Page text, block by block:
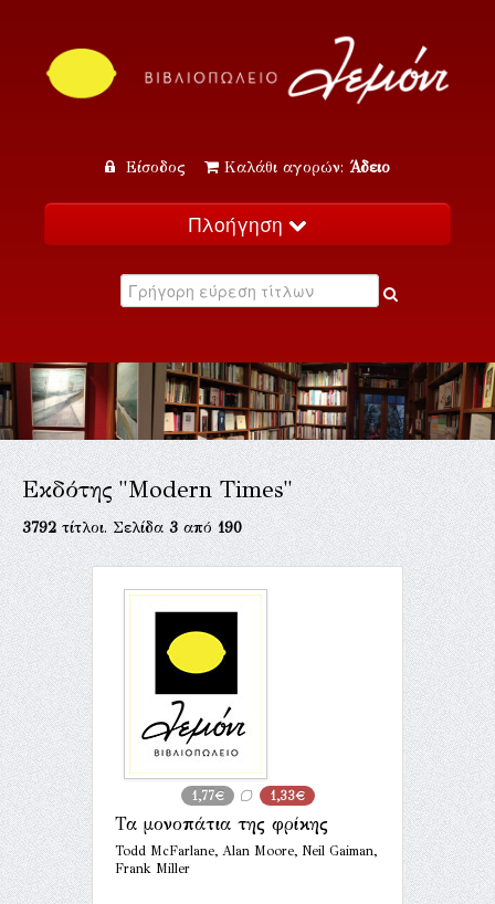
Είσοδος Καλάθι αγορών: Άδειο
Πλοήγηση
Κατάλογος
Εκδηλώσεις
Επικοινωνία
Εκδότης "Modern Times"
3792τίτλοι. Σελίδα 3από190
1,77€ 1,33€
Τα μονοπάτια της φρίκης
Todd McFarlane, Alan Moore, Neil Gaiman,
Frank Miller